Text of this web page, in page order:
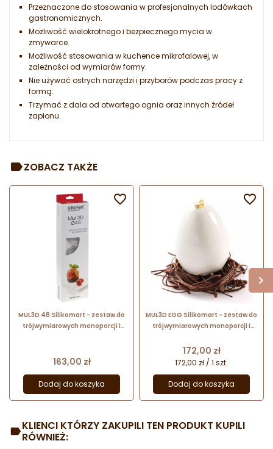
Przeznaczone do stosowania w profesjonalnych lodówkach
gastronomicznych.
Możliwość wielokrotnego i bezpiecznego mycia w
zmywarce.
Możliwość stosowania w kuchence mikrofalowej, w
zależności od wymiarów formy.
Nie używać ostrych narzędzi i przyborów podczas pracy z
formą.
Trzymać z dala od otwartego ognia oraz innych źródeł
zapłonu.
ZOBACZ TAKŻE
MUL3D 48 Silikomart - zestaw do
trójwymiarowych monoporcji i
Cena
163,00 zł
Dodaj do koszyka

MUL3D EGG Silikomart - zestaw do
trójwymiarowych monoporcji i
mm / poj. 100 ml x 5 porcji
Cena
172,00 zł
172,00 zł / 1 szt.
Dodaj do koszyka

KLIENCI KTÓRZY ZAKUPILI TEN PRODUKT KUPILI
RÓWNIEŻ: